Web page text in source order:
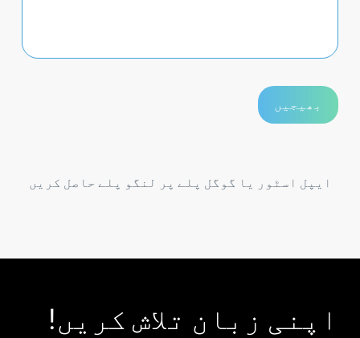
ایپل اسٹور یا گوگل پلے پر لنگو پلے حاصل کریں
اپنی زبان تلاش کریں!